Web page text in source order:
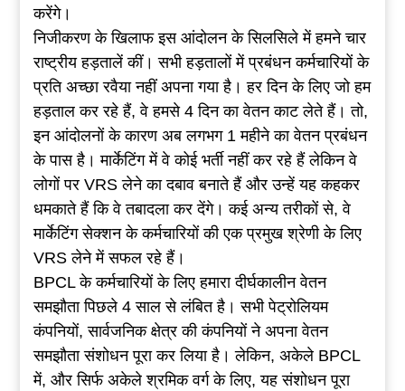
करेंगे।
निजीकरण के खिलाफ इस आंदोलन के सिलसिले में हमने चार
राष्ट्रीय हड़तालें कीं। सभी हड़तालों में प्रबंधन कर्मचारियों के
प्रति अच्छा रवैया नहीं अपना गया है। हर दिन के लिए जो हम
हड़ताल कर रहे हैं, वे हमसे 4 दिन का वेतन काट लेते हैं। तो,
इन आंदोलनों के कारण अब लगभग 1 महीने का वेतन प्रबंधन
के पास है। मार्केटिंग में वे कोई भर्ती नहीं कर रहे हैं लेकिन वे
लोगों पर VRS लेने का दबाव बनाते हैं और उन्हें यह कहकर
धमकाते हैं कि वे तबादला कर देंगे। कई अन्य तरीकों से, वे
मार्केटिंग सेक्शन के कर्मचारियों की एक प्रमुख श्रेणी के लिए
VRS लेने में सफल रहे हैं।
BPCL के कर्मचारियों के लिए हमारा दीर्घकालीन वेतन
समझौता पिछले 4 साल से लंबित है। सभी पेट्रोलियम
कंपनियों, सार्वजनिक क्षेत्र की कंपनियों ने अपना वेतन
समझौता संशोधन पूरा कर लिया है। लेकिन, अकेले BPCL
में, और सिर्फ अकेले श्रमिक वर्ग के लिए, यह संशोधन पूरा